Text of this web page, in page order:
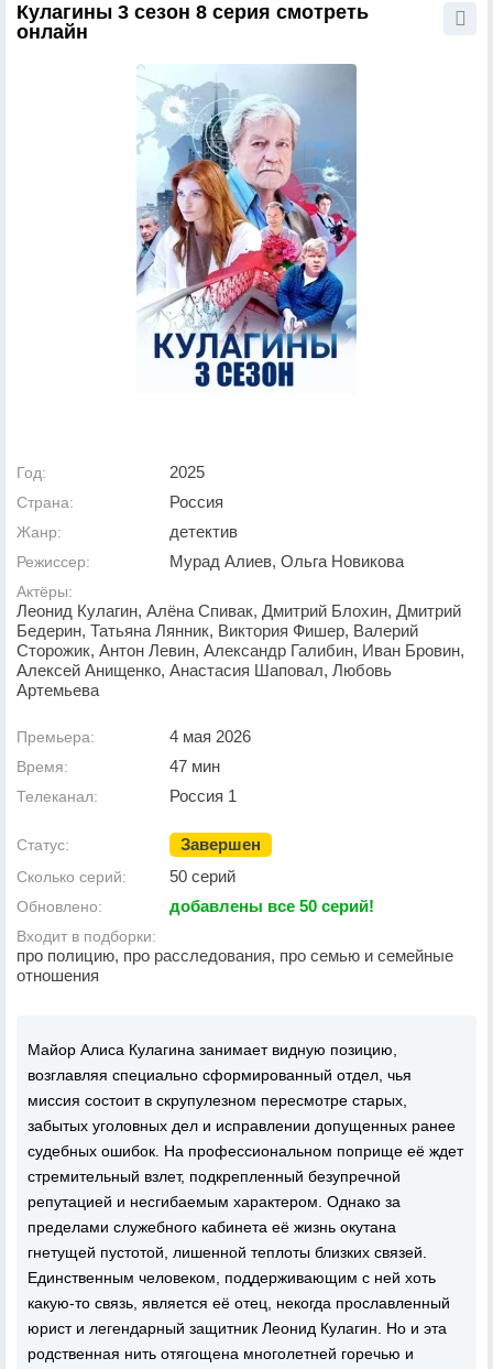
Кулагины 3 сезон 8 серия смотреть
онлайн
Год: 2025
Страна: Россия
Жанр: детектив
Режиссер: Мурад Алиев, Ольга Новикова
Актёры:
Леонид Кулагин, Алёна Спивак, Дмитрий Блохин, Дмитрий
Бедерин, Татьяна Лянник, Виктория Фишер, Валерий
Сторожик, Антон Левин, Александр Галибин, Иван Бровин,
Алексей Анищенко, Анастасия Шаповал, Любовь
Артемьева
Премьера: 4 мая 2026
Время: 47 мин
Телеканал: Россия 1
Статус: Завершен
Сколько серий: 50 серий
Обновлено: добавлены все 50 серий!
Входит в подборки:
про полицию, про расследования, про семью и семейные
отношения
Майор Алиса Кулагина занимает видную позицию,
возглавляя специально сформированный отдел, чья
миссия состоит в скрупулезном пересмотре старых,
забытых уголовных дел и исправлении допущенных ранее
судебных ошибок. На профессиональном поприще её ждет
стремительный взлет, подкрепленный безупречной
репутацией и несгибаемым характером. Однако за
пределами служебного кабинета её жизнь окутана
гнетущей пустотой, лишенной теплоты близких связей.
Единственным человеком, поддерживающим с ней хоть
какую-то связь, является её отец, некогда прославленный
юрист и легендарный защитник Леонид Кулагин. Но и эта
родственная нить отягощена многолетней горечью и